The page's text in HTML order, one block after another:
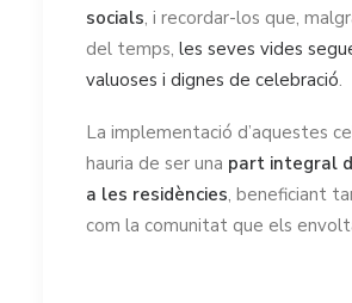
socials, i recordar-los que,
del temps, les seves vides
valuoses i dignes de celebració.
La implementació d’aquestes
hauria de ser una part integral
a les residències, beneficiant
com la comunitat que els